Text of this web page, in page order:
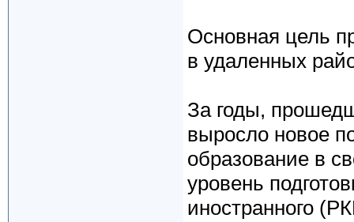
Основная цель
в удаленных
За годы,
выросло новое
образование в
уровень
иностранного